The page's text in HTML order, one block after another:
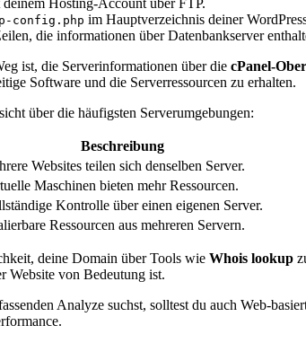
Hosting-Account über FTP.
config.php im ​Hauptverzeichnis deiner
die informationen über Datenbankserver
ist, die ⁢Serverinformationen über die cPanel-
Software und die Serverressourcen zu erhalten.
über die häufigsten⁤ Serverumgebungen:
Beschreibung
Websites teilen sich denselben Server.
Maschinen⁣ bieten⁣ mehr Ressourcen.
Kontrolle über einen eigenen Server.
‍Ressourcen ⁤aus mehreren Servern.
deine Domain über ⁤Tools wie Whois lookup
Website von Bedeutung ist.
Analyze suchst, solltest du auch ‍Web-